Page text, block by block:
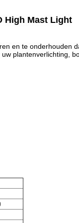
High Mast Light
en te onderhouden
plantenverlichting,